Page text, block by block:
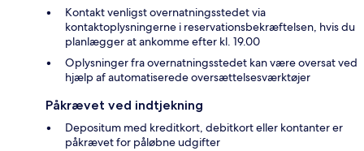
Kontakt venligst overnatningsstedet via
kontaktoplysningerne i reservationsbekræftelsen, hvis du
planlægger at ankomme efter kl. 19.00
Oplysninger fra overnatningsstedet kan være oversat ved
hjælp af automatiserede oversættelsesværktøjer
Påkrævet ved indtjekning
Depositum med kreditkort, debitkort eller kontanter er
påkrævet for påløbne udgifter